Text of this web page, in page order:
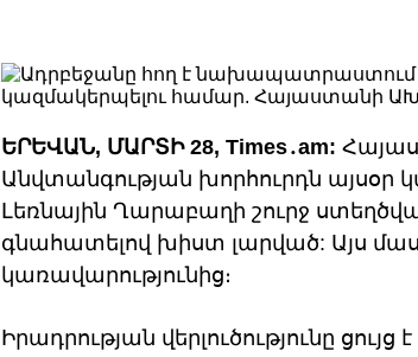
ԵՐԵՎԱՆ, ՄԱՐՏԻ 28, Times․am:
Անվտանգության խորհուրդն այսօր
Լեռնային Ղարաբաղի շուրջ
գնահատելով խիստ լարված: Այս
կառավարությունից։
Իրադրության վերլուծությունը